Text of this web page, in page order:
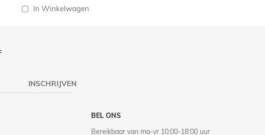
In Winkelwagen
INSCHRIJVEN
BEL ONS
Bereikbaar van ma-vr 10:00-18:00 uur